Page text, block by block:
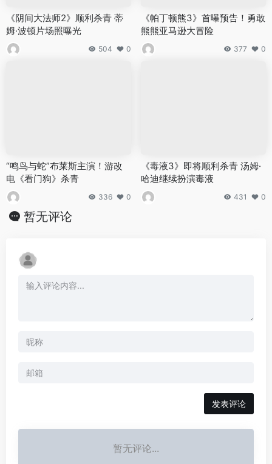
《阴间大法师2》顺利杀青 蒂
姆·波顿片场照曝光
504 0
《帕丁顿熊3》首曝预告！勇敢
熊熊亚马逊大冒险
377 0
“鸣鸟与蛇”布莱斯主演！游改
电《看门狗》杀青
336 0
《毒液3》即将顺利杀青 汤姆·
哈迪继续扮演毒液
431 0
暂无评论
发表评论
暂无评论...